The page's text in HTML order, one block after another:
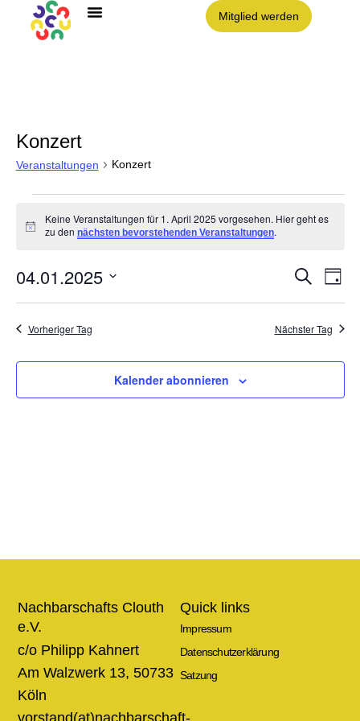
Mitglied werden
Konzert
Veranstaltungen Konzert
Hinweis
Keine Veranstaltungen für 1. April 2025 vorgesehen. Hier geht es
zu den nächsten bevorstehenden Veranstaltungen.
Suche
Tag
04.01.2025
Vorheriger Tag Nächster Tag
Kalender abonnieren
Quick links
Impressum
Datenschutzerklärung
Satzung
Nachbarschafts Clouth
e.V.
c/o Philipp Kahnert
Am Walzwerk 13, 50733
Köln